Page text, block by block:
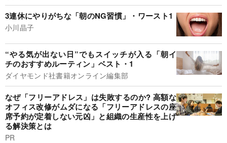
3連休にやりがちな「朝のNG習慣」・ワースト1
小川晶子
“やる気が出ない日”でもスイッチが入る「朝イ
チのおすすめルーティン」ベスト・1
ダイヤモンド社書籍オンライン編集部
なぜ「フリーアドレス」は失敗するのか? 高額な
オフィス改修がムダになる「フリーアドレスの座
席予約が定着しない元凶」と組織の生産性を上げ
る解決策とは
PR